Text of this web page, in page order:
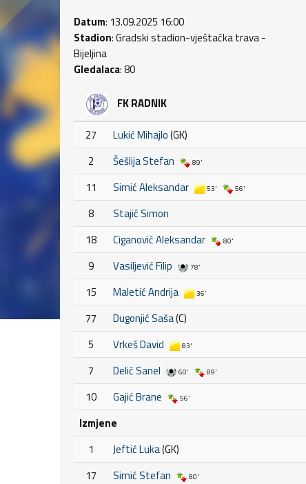
Datum: 13.09.2025 16:00
Stadion: Gradski stadion-vještačka trava -
Bijeljina
Gledalaca: 80
FK RADNIK
27 Lukić Mihajlo(GK)
2
Šešlija Stefan 89'
11 Simić Aleksandar 53' 56'
8
Stajić Simon
18
Ciganović Aleksandar 80'
9 Vasiljević Filip 78'
15 Maletić Andrija 36'
77 Dugonjić Saša(C)
5
Vrkeš David 83'
7 Delić Sanel 60' 89'
10 Gajić Brane 56'
Izmjene
1
Jeftić Luka(GK)
17
Simić Stefan 80'